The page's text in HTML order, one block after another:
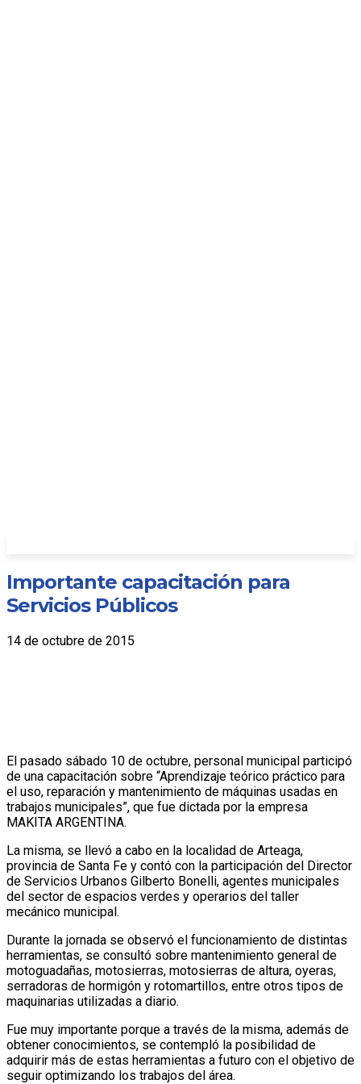
Importante capacitación para
Servicios Públicos
14 de octubre de 2015
El pasado sábado 10 de octubre, personal municipal participó
de una capacitación sobre “Aprendizaje teórico práctico para
el uso, reparación y mantenimiento de máquinas usadas en
trabajos municipales”, que fue dictada por la empresa
MAKITA ARGENTINA.
La misma, se llevó a cabo en la localidad de Arteaga,
provincia de Santa Fe y contó con la participación del Director
de Servicios Urbanos Gilberto Bonelli, agentes municipales
del sector de espacios verdes y operarios del taller
mecánico municipal.
Durante la jornada se observó el funcionamiento de distintas
herramientas, se consultó sobre mantenimiento general de
motoguadañas, motosierras, motosierras de altura, oyeras,
serradoras de hormigón y rotomartillos, entre otros tipos de
maquinarias utilizadas a diario.
Fue muy importante porque a través de la misma, además de
obtener conocimientos, se contempló la posibilidad de
adquirir más de estas herramientas a futuro con el objetivo de
seguir optimizando los trabajos del área.